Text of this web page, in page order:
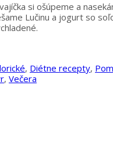
si ošúpeme a
Lučinu a jogurt so
, Diétne recepty,
, Večera